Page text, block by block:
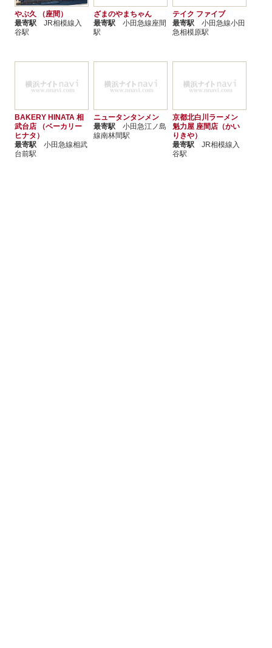
やぶ久 （座間）
最寄駅 JR相模線入
谷駅
ざまのやまちゃん
最寄駅 小田急線座間
駅
テイク ファイブ
最寄駅 小田急線小田
急相模原駅
BAKERY HINATA 相
武台店 （ベーカリー
ヒナタ）
最寄駅 小田急線相武
台前駅
ニュータンタンメン
最寄駅 小田急江ノ島
線南林間駅
京都北白川ラーメン
魁力屋 座間店（かい
りきや）
最寄駅 JR相模線入
谷駅